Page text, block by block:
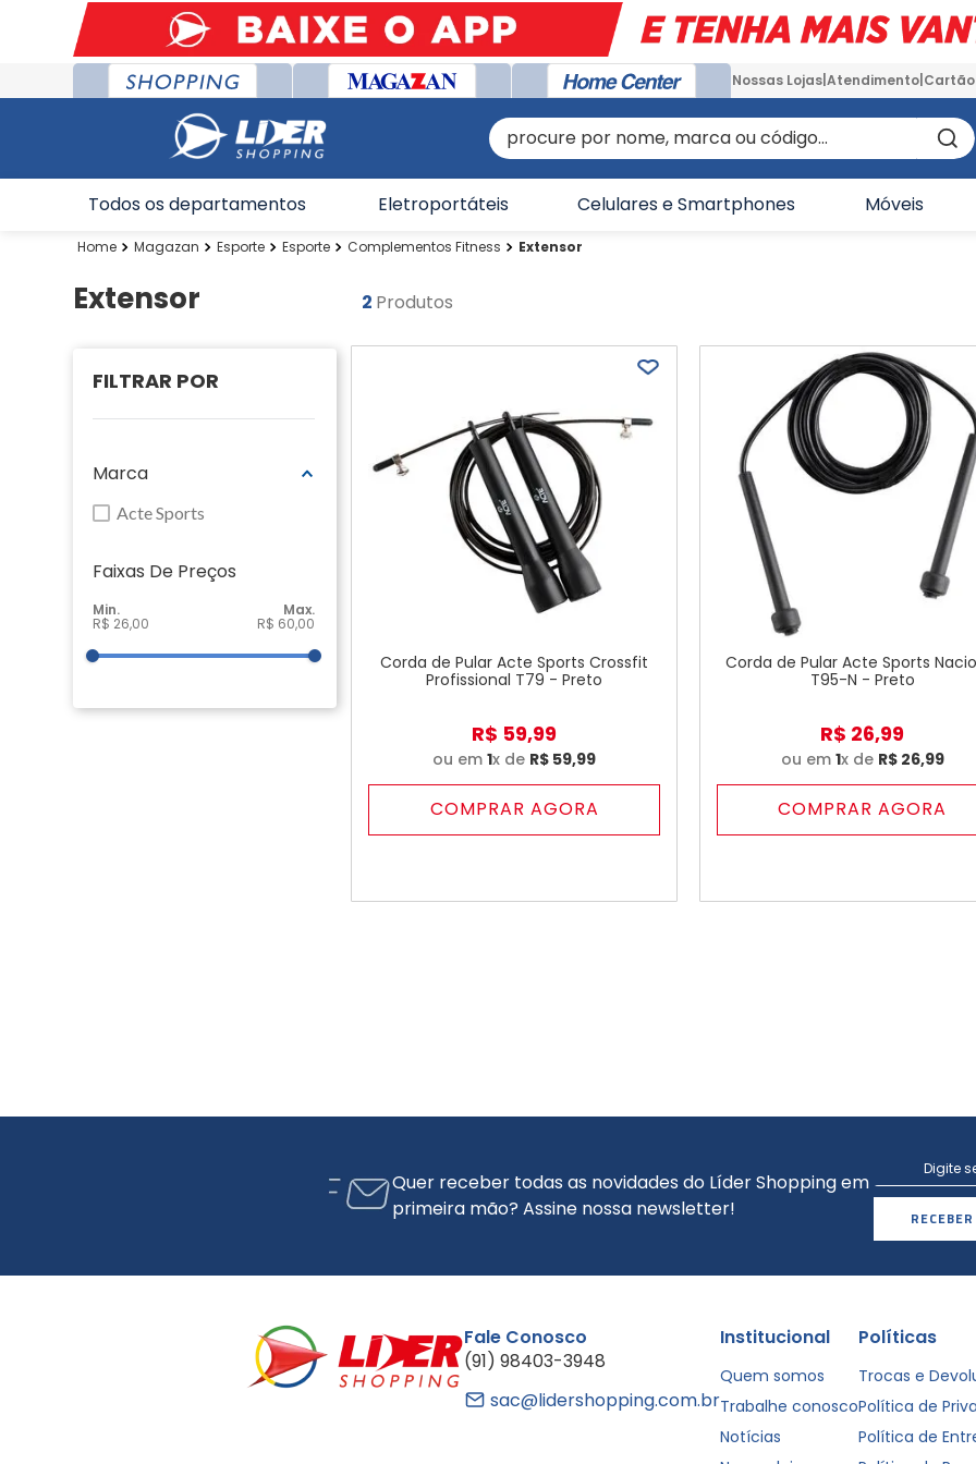
Nossas Lojas Atendimento
procure por nome, marca ou código...
Todos os departamentos Eletroportáteis Celulares e Smartphones Móveis
Magazan Esporte Esporte Complementos Fitness Extensor
Extensor
Marca
Acte Sports
Faixas De Preço
R$ 26,00 R$ 60,00
2 Produtos
Corda de Pular Acte Sports Crossfit
Profissional T79 - Preto
R$ 59,99
ou em1x de R$ 59,99
COMPRAR AGORA
Corda de Pular Acte Sports
T95-N - Preto
R$ 26,99
ou em 1x de R$ 26,99
COMPRAR AGORA
Quer receber todas as novidades do Líder Shopping em
primeira mão? Assine nossa newsletter!
Fale Conosco
(91) 98403-3948
sac@lidershopping.com.br
Institucional
Quem somos
Trabalhe conosco
Notícias
Políticas
Trocas e
Política de
Política de